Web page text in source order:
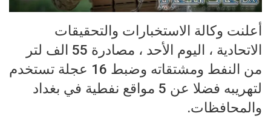
أعلنت وكالة الاستخبارات والتحقيقات
الاتحادية ، اليوم الأحد ، مصادرة 55 الف لتر
من النفط ومشتقاته وضبط 16 عجلة تستخدم
لتهريبه فضلا عن 5 مواقع نفطية في بغداد
والمحافظات.